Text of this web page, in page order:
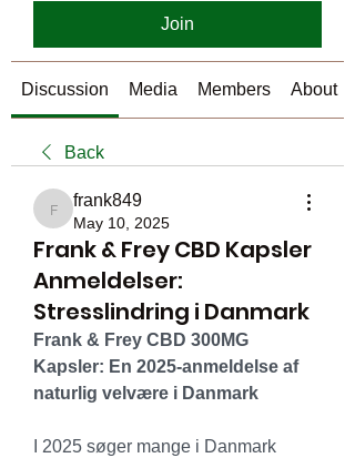
Join
Discussion Media Members About
Back
frank849
frank849
May 10, 2025
Frank & Frey CBD Kapsler
Anmeldelser:
Stresslindring i Danmark
Frank & Frey CBD 300MG
Kapsler: En 2025-anmeldelse af
naturlig velvære i Danmark
I 2025 søger mange i Danmark